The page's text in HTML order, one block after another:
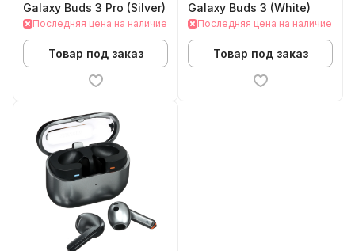
Galaxy Buds 3 Pro (Silver)
Последняя цена на наличие
Товар под заказ
Galaxy Buds 3 (White)
Последняя цена на наличие
Товар под заказ